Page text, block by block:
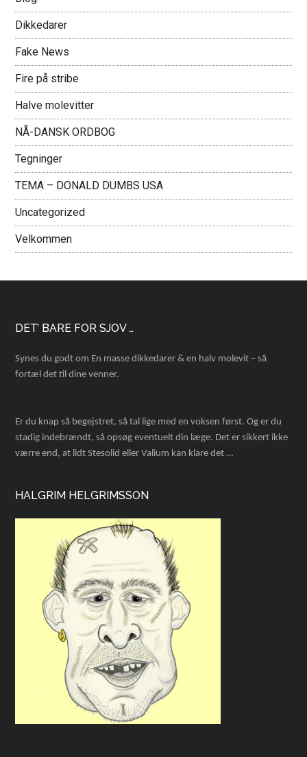
Dikkedarer
Fake News
Fire på stribe
Halve molevitter
NÅ-DANSK ORDBOG
Tegninger
TEMA – DONALD DUMBS USA
Uncategorized
Velkommen
Footer
DET’ BARE FOR SJOV …
Synes du godt om En masse dikkedarer & en halv molevit – så
fortæl det til dine venner.
Er du knap så begejstret, så tal lige med en voksen først. Og er du
stadig indebrændt, så opsøg eventuelt din læge. Det er sikkert ikke
værre end, at lidt Stesolid eller Valium kan klare det …
HALGRIM HELGRIMSSON